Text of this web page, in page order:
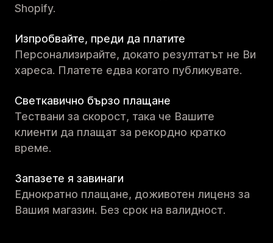
Shopify.
Изпробвайте, преди да платите
Персонализирайте, докато резултатът не Ви
хареса. Платете едва когато публикувате.
Светкавично бързо плащане
Тествани за скорост, така че Вашите
клиенти да плащат за рекордно кратко
време.
Запазете я завинаги
Еднократно плащане, доживотен лиценз за
Вашия магазин. Без срок на валидност.